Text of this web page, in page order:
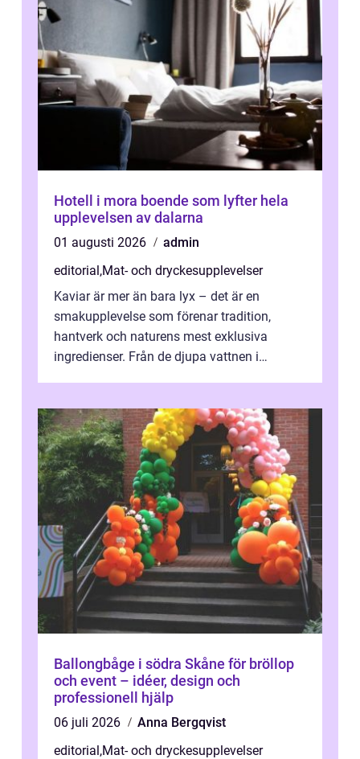
Hotell i mora boende som lyfter hela
upplevelsen av dalarna
01 augusti 2026
admin
editorial,Mat- och dryckesupplevelser
Kaviar är mer än bara lyx – det är en
smakupplevelse som förenar tradition,
hantverk och naturens mest exklusiva
ingredienser. Från de djupa vattnen i
Ballongbåge i södra Skåne för bröllop
och event – idéer, design och
professionell hjälp
06 juli 2026
Anna Bergqvist
editorial,Mat- och dryckesupplevelser